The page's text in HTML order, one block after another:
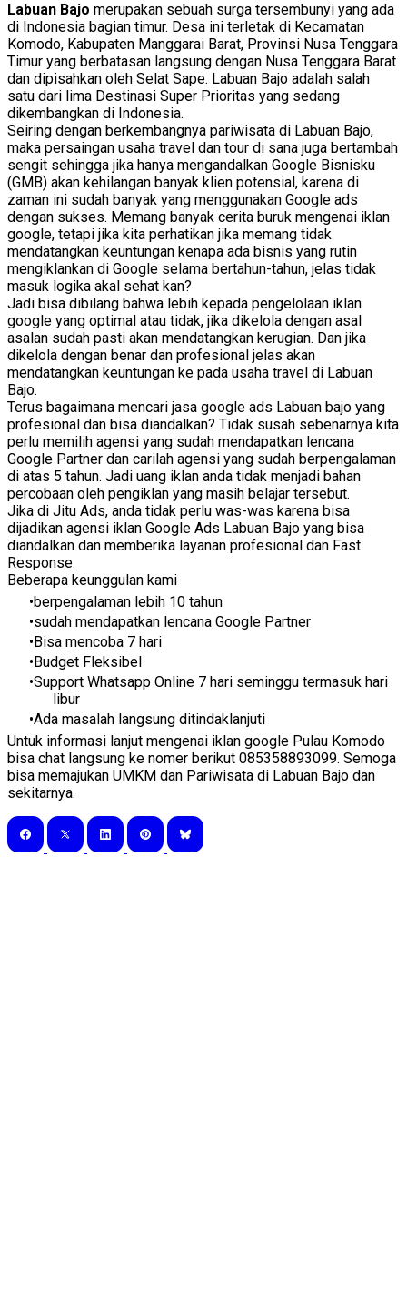
Labuan Bajo merupakan sebuah surga tersembunyi yang ada
di Indonesia bagian timur. Desa ini terletak di Kecamatan
Komodo, Kabupaten Manggarai Barat, Provinsi Nusa Tenggara
Timur yang berbatasan langsung dengan Nusa Tenggara Barat
dan dipisahkan oleh Selat Sape. Labuan Bajo adalah salah
satu dari lima Destinasi Super Prioritas yang sedang
dikembangkan di Indonesia.
Seiring dengan berkembangnya pariwisata di Labuan Bajo,
maka persaingan usaha travel dan tour di sana juga bertambah
sengit sehingga jika hanya mengandalkan Google Bisnisku
(GMB) akan kehilangan banyak klien potensial, karena di
zaman ini sudah banyak yang menggunakan Google ads
dengan sukses. Memang banyak cerita buruk mengenai iklan
google, tetapi jika kita perhatikan jika memang tidak
mendatangkan keuntungan kenapa ada bisnis yang rutin
mengiklankan di Google selama bertahun-tahun, jelas tidak
masuk logika akal sehat kan?
Jadi bisa dibilang bahwa lebih kepada pengelolaan iklan
google yang optimal atau tidak, jika dikelola dengan asal
asalan sudah pasti akan mendatangkan kerugian. Dan jika
dikelola dengan benar dan profesional jelas akan
mendatangkan keuntungan ke pada usaha travel di Labuan
Bajo.
Terus bagaimana mencari jasa google ads Labuan bajo yang
profesional dan bisa diandalkan? Tidak susah sebenarnya kita
perlu memilih agensi yang sudah mendapatkan lencana
Google Partner dan carilah agensi yang sudah berpengalaman
di atas 5 tahun. Jadi uang iklan anda tidak menjadi bahan
percobaan oleh pengiklan yang masih belajar tersebut.
Jika di Jitu Ads, anda tidak perlu was-was karena bisa
dijadikan agensi iklan Google Ads Labuan Bajo yang bisa
diandalkan dan memberika layanan profesional dan Fast
Response.
Beberapa keunggulan kami
berpengalaman lebih 10 tahun
sudah mendapatkan lencana Google Partner
Bisa mencoba 7 hari
Budget Fleksibel
Support Whatsapp Online 7 hari seminggu termasuk hari
libur
Ada masalah langsung ditindaklanjuti
Untuk informasi lanjut mengenai iklan google Pulau Komodo
bisa chat langsung ke nomer berikut 085358893099. Semoga
bisa memajukan UMKM dan Pariwisata di Labuan Bajo dan
sekitarnya.